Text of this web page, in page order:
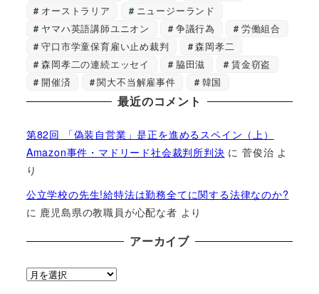
オーストラリア
ニュージーランド
ヤマハ英語講師ユニオン
争議行為
労働組合
守口市学童保育雇い止め裁判
森岡孝二
森岡孝二の連続エッセイ
脇田滋
賃金窃盗
開催済
関大不当解雇事件 韓国
最近のコメント
第82回 「偽装自営業」是正を進めるスペイン（上）
Amazon事件・マドリード社会裁判所判決 に菅俊治 よ
り
公立学校の先生!給特法は勤務全てに関する法律なのか?
に 鹿児島県の教職員が心配な者 より
アーカイブ
ア